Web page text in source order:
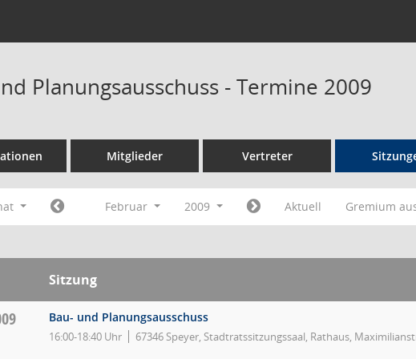
Planungsausschuss - Termine 2009
Mitglieder Vertreter
Februar 2009 Aktuell Gremium
Sitzung
Bau- und Planungsausschuss
16:00-18:40 Uhr 67346 Speyer, Stadtratssitzungssaal, Rathaus,